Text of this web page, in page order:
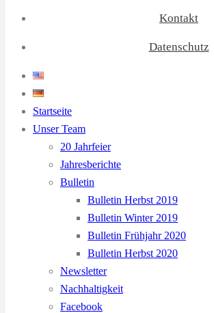
Kontakt
Datenschutz
Startseite
Unser Team
20 Jahrfeier
Jahresberichte
Bulletin
Bulletin Herbst 2019
Bulletin Winter 2019
Bulletin Frühjahr 2020
Bulletin Herbst 2020
Newsletter
Nachhaltigkeit
Facebook